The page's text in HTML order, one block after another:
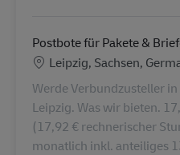
Postbote für Pakete &
Lokalizacja
Leipzig, Sachsen,
Werde Verbundzusteller
Leipzig. Was wir bieten.
(17,92 € rechnerischer
monatlich inkl. anteiliges